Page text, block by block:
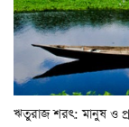
ঋতুরাজ শরৎ: মানুষ ও